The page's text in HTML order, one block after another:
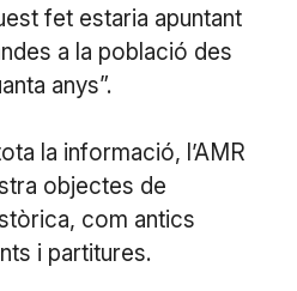
fet estaria apuntant
a la població des
anys”.
la informació, l’AMR
objectes de
com antics
i partitures.